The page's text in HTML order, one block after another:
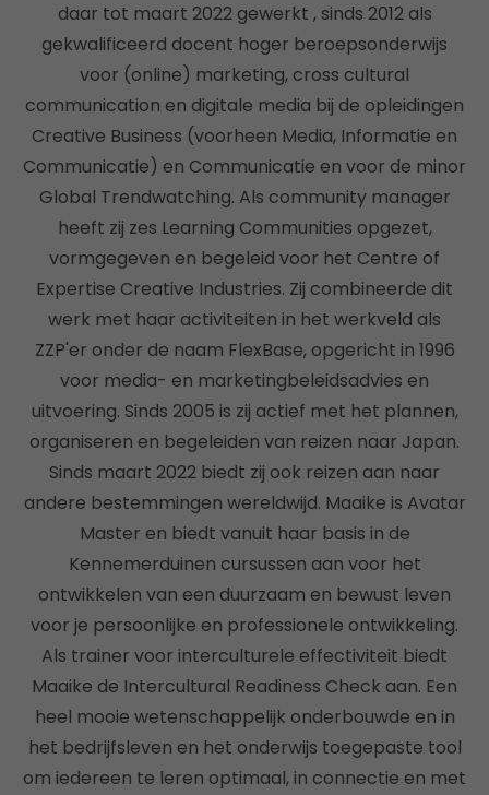
daar tot maart 2022 gewerkt , sinds 2012 als
gekwalificeerd docent hoger beroepsonderwijs
voor (online) marketing, cross cultural
communication en digitale media bij de opleidingen
Creative Business (voorheen Media, Informatie en
Communicatie) en Communicatie en voor de minor
Global Trendwatching. Als community manager
heeft zij zes Learning Communities opgezet,
vormgegeven en begeleid voor het Centre of
Expertise Creative Industries. Zij combineerde dit
werk met haar activiteiten in het werkveld als
ZZP'er onder de naam FlexBase, opgericht in 1996
voor media- en marketingbeleidsadvies en
uitvoering. Sinds 2005 is zij actief met het plannen,
organiseren en begeleiden van reizen naar Japan.
Sinds maart 2022 biedt zij ook reizen aan naar
andere bestemmingen wereldwijd. Maaike is Avatar
Master en biedt vanuit haar basis in de
Kennemerduinen cursussen aan voor het
ontwikkelen van een duurzaam en bewust leven
voor je persoonlijke en professionele ontwikkeling.
Als trainer voor interculturele effectiviteit biedt
Maaike de Intercultural Readiness Check aan. Een
heel mooie wetenschappelijk onderbouwde en in
het bedrijfsleven en het onderwijs toegepaste tool
om iedereen te leren optimaal, in connectie en met